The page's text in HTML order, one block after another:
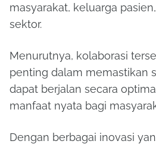
masyarakat, keluarga
sektor.
Menurutnya, kolaborasi
penting dalam memastikan
dapat berjalan secara
manfaat nyata bagi
Dengan berbagai inovasi